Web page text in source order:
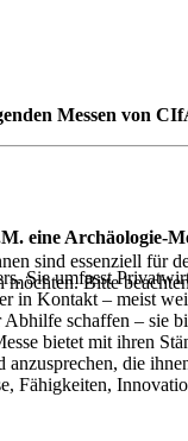
Messen von
eine Archäologie-
Sie umfasst
in Kontakt – meist
schaffen –
bietet mit ihren
die
Fähigkeiten,
sind essenziell für
möchten. Bitte